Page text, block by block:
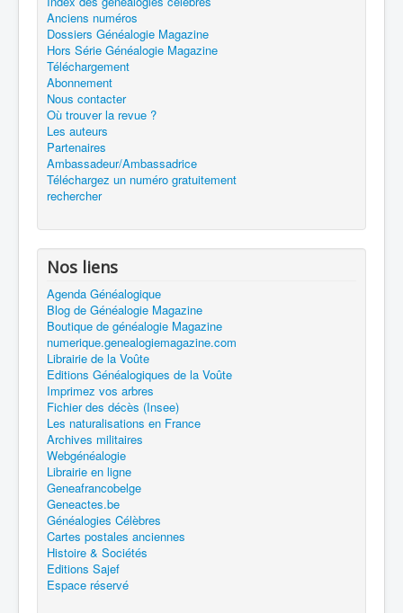
Anciens numéros
Dossiers Généalogie Magazine
Hors Série Généalogie Magazine
Téléchargement
Abonnement
Nous contacter
Où trouver la revue ?
Les auteurs
Partenaires
Ambassadeur/Ambassadrice
Téléchargez un numéro gratuitement
rechercher
Nos liens
Agenda Généalogique
Blog de Généalogie Magazine
Boutique de généalogie Magazine
numerique.genealogiemagazine.com
Librairie de la Voûte
Editions Généalogiques de la Voûte
Imprimez vos arbres
Fichier des décès (Insee)
Les naturalisations en France
Archives militaires
Webgénéalogie
Librairie en ligne
Geneafrancobelge
Geneactes.be
Généalogies Célèbres
Cartes postales anciennes
Histoire & Sociétés
Editions Sajef
Espace réservé